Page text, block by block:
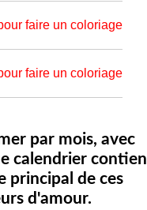
faire un coloriage
faire un coloriage
par mois, avec
calendrier
principal de ces
d'amour.